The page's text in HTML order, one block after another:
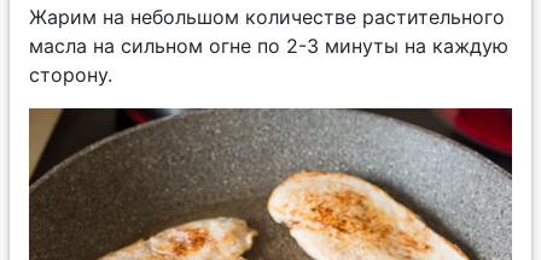
Жарим на небольшом количестве растительного
масла на сильном огне по 2-3 минуты на каждую
сторону.